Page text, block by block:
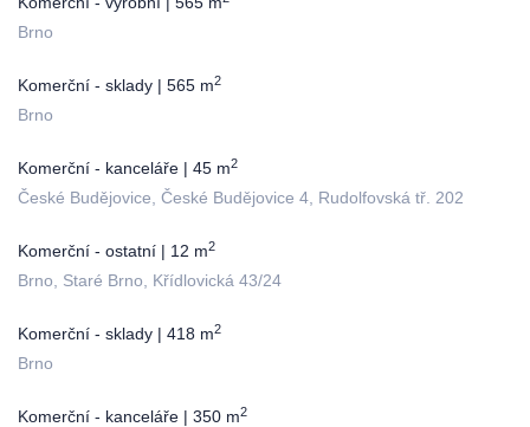
Brno
Komerční - sklady | 565 m2
Brno
Komerční - kanceláře | 45 m2
České Budějovice, České Budějovice 4, Rudolfovská tř. 202
Komerční - ostatní | 12 m2
Brno, Staré Brno, Křídlovická 43/24
Komerční - sklady | 418 m2
Brno
Komerční - kanceláře | 350 m2